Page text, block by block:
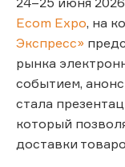
Ecom Expo, на
Экспресс»
рынка
событием,
стала
который
доставки